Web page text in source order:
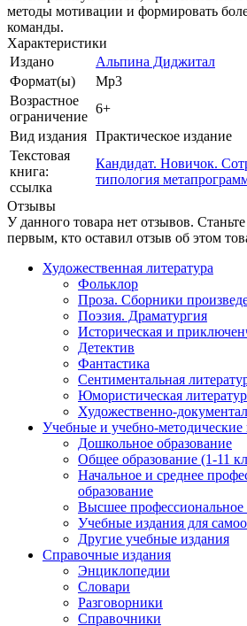
методы мотивации и формировать
команды.
Характеристики
Издано
Альпина Диджитал
Формат(ы)
Mp3
Возрастное
ограничение
6+
Вид издания Практическое издание
Текстовая
книга:
ссылка
Кандидат. Новичок.
типология
Отзывы
У данного товара нет отзывов. Станьте
первым, кто оставил отзыв об этом
Художественная литература
Фольклор
Проза. Сборники
Поэзия. Драматургия
Историческая и
Детектив
Фантастика
Сентиментальная
Юмористическая
Художественно-
Учебные и учебно-методические
Дошкольное образование
Общее образование (1-11
Начальное и среднее
образование
Высшее профессиональное
Учебные издания для
Другие учебные издания
Справочные издания
Энциклопедии
Словари
Разговорники
Справочники